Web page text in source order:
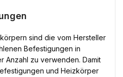
sind die vom Hersteller
Befestigungen in
Anzahl zu verwenden. Damit
und Heizkörper